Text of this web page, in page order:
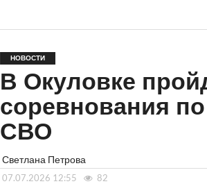
НОВОСТИ
В Окуловке
соревнования
СВО
Светлана Петрова
07.07.2026 12:55 82